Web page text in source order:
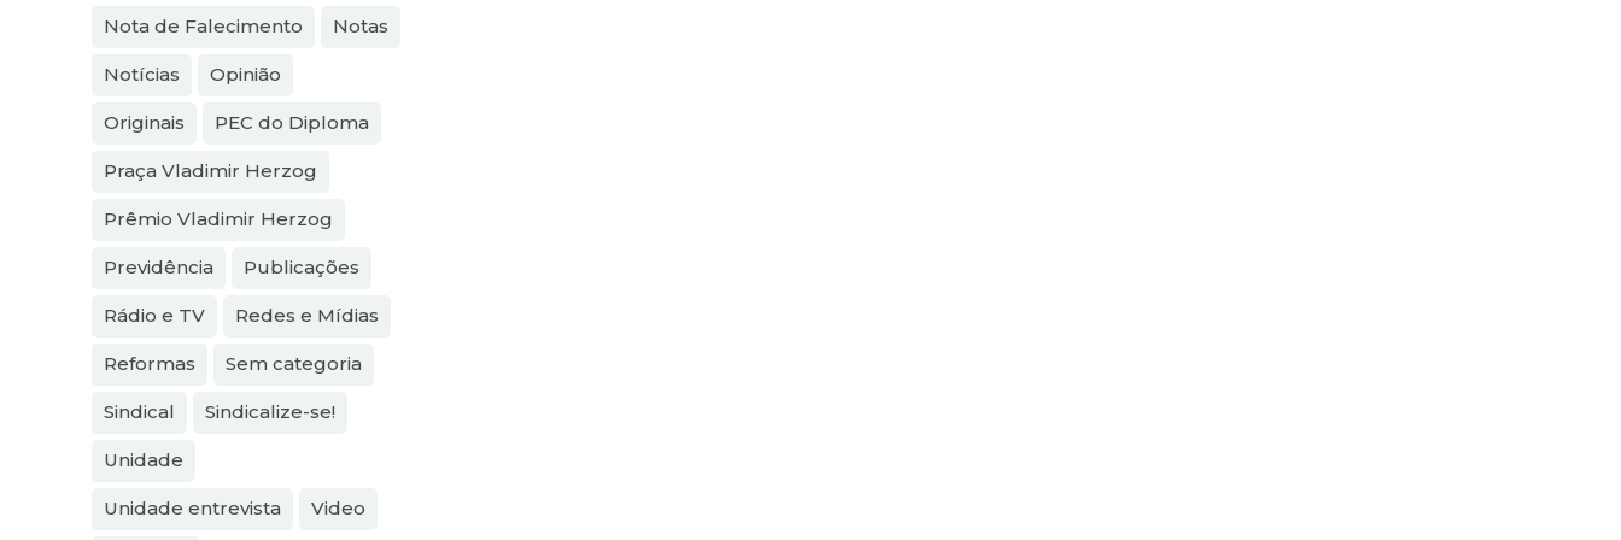
Nota de Falecimento Notas
Notícias Opinião
Originais PEC do Diploma
Praça Vladimir Herzog
Prêmio Vladimir Herzog
Previdência Publicações
Rádio e TV Redes e Mídias
Reformas Sem categoria
Sindical Sindicalize-se!
Unidade
Unidade entrevista Video